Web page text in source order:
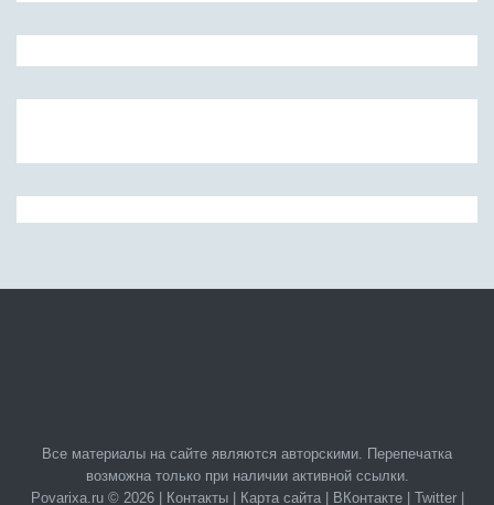
Все материалы на сайте являются авторскими. Перепечатка
возможна только при наличии активной ссылки.
Povarixa.ru © 2026 |
Контакты| Карта сайта| ВКонтакте| Twitter|